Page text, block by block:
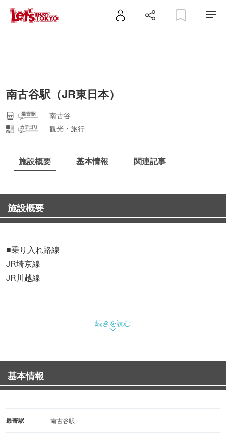
南古谷駅（JR東日本）
南古谷
観光・旅行
施設概要 基本情報 関連記事
施設概要
■乗り入れ路線
JR埼京線
JR川越線
続きを読む
基本情報
最寄駅 南古谷駅